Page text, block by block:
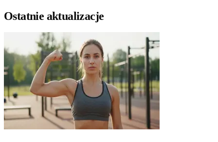
Ostatnie aktualizacje